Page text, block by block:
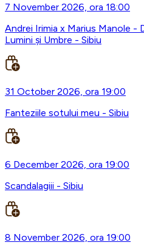
7 November 2026, ora 18:00
Andrei Irimia x Marius Manole -
Lumini și Umbre - Sibiu
31 October 2026, ora 19:00
Fanteziile sotului meu - Sibiu
6 December 2026, ora 19:00
Scandalagiii - Sibiu
8 November 2026, ora 19:00